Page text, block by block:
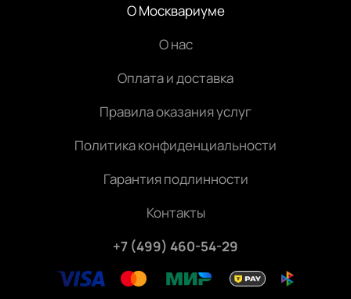
О Москвариуме
О нас
Оплата и доставка
Правила оказания услуг
Политика конфиденциальности
Гарантия подлинности
Контакты
+7 (499) 460-54-29